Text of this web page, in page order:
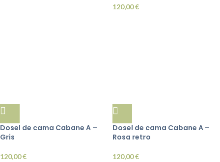
120,00€
Dosel de cama Cabane A –
Gris
120,00€
Dosel de cama Cabane A –
Rosa retro
120,00€